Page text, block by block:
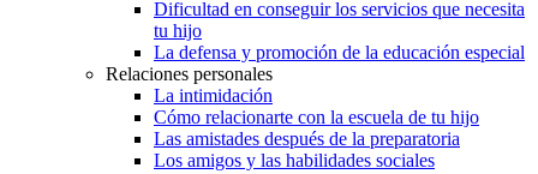
Dificultad en conseguir los servicios que necesita
tu hijo
La defensa y promoción de la educación especial
Relaciones personales
La intimidación
Cómo relacionarte con la escuela de tu hijo
Las amistades después de la preparatoria
Los amigos y las habilidades sociales